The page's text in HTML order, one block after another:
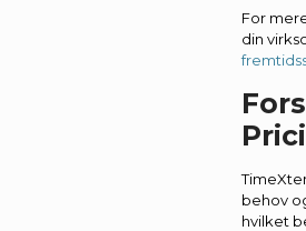
For
din
behov
hvilket